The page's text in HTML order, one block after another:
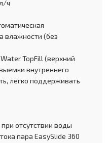
ч
влажности (без
TopFill (верхний
внутреннего
легко поддерживать
отсутствии воды
пара EasySlide 360